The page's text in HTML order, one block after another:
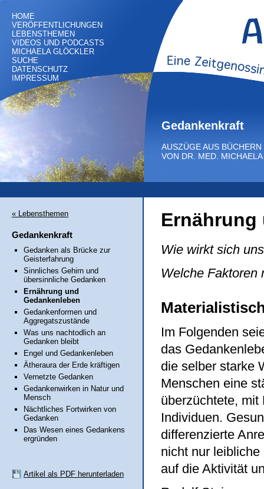
HOME
VERÖFFENTLICHUNGEN
LEBENSTHEMEN
VIDEOS UND PODCASTS
MICHAELA GLÖCKLER
SUCHE
DATENSCHUTZ
IMPRESSUM
Gedankenkraft
AUSZÜGE AUS
VON DR. MED.
Ernährung
Wie wirkt sich
Welche Faktoren
Im Folgenden
das
die selber starke
Menschen eine
überzüchtete,
Individuen.
differenzierte
nicht nur
auf die Aktivität
« Lebensthemen
Gedankenkraft
Gedanken als Brücke zur
Geisterfahrung
Sinnliches Gehirn und
übersinnliche Gedanken
Ernährung und
Gedankenleben
Gedankenformen und
Aggregatszustände
Was uns nachtodlich an
Gedanken bleibt
Engel und Gedankenleben
Ätheraura der Erde kräftigen
Vernetzte Gedanken
Gedankenwirken in Natur und
Mensch
Nächtliches Fortwirken von
Gedanken
Das Wesen eines Gedankens
ergründen
Artikel als PDF herunterladen